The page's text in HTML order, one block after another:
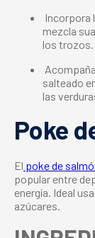
Incorpora
mezcla
los trozos.
salteado
las
Poke
El poke de
popular entre
energía. Ideal
azúcares.